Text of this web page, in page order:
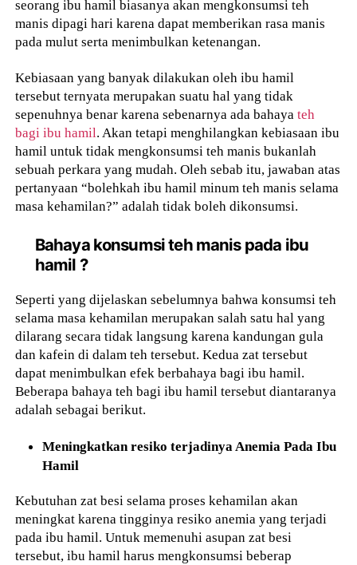
seorang ibu hamil biasanya akan mengkonsumsi teh
manis dipagi hari karena dapat memberikan rasa manis
pada mulut serta menimbulkan ketenangan.
Kebiasaan yang banyak dilakukan oleh ibu hamil
tersebut ternyata merupakan suatu hal yang tidak
sepenuhnya benar karena sebenarnya ada bahayateh
bagi ibu hamil. Akan tetapi menghilangkan kebiasaan ibu
hamil untuk tidak mengkonsumsi teh manis bukanlah
sebuah perkara yang mudah. Oleh sebab itu, jawaban atas
pertanyaan “bolehkah ibu hamil minum teh manis selama
masa kehamilan?” adalah tidak boleh dikonsumsi.
Bahaya konsumsi teh manis pada ibu
hamil ?
Seperti yang dijelaskan sebelumnya bahwa konsumsi teh
selama masa kehamilan merupakan salah satu hal yang
dilarang secara tidak langsung karena kandungan gula
dan kafein di dalam teh tersebut. Kedua zat tersebut
dapat menimbulkan efek berbahaya bagi ibu hamil.
Beberapa bahaya teh bagi ibu hamil tersebut diantaranya
adalah sebagai berikut.
Meningkatkan resiko terjadinya Anemia Pada Ibu
Hamil
Kebutuhan zat besi selama proses kehamilan akan
meningkat karena tingginya resiko anemia yang terjadi
pada ibu hamil. Untuk memenuhi asupan zat besi
tersebut, ibu hamil harus mengkonsumsi beberap